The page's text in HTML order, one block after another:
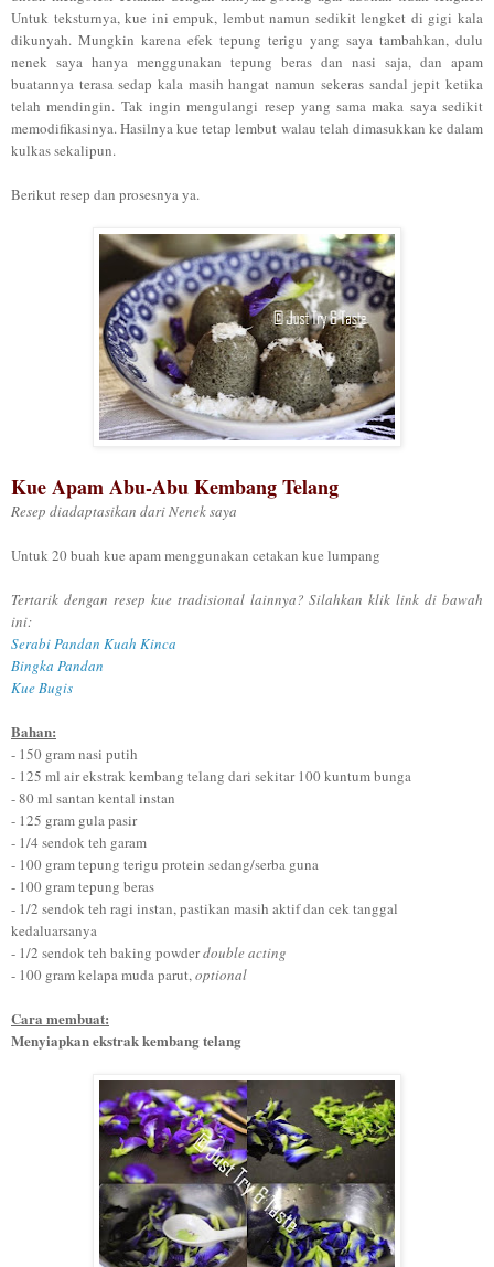
Untuk teksturnya, kue ini empuk, lembut namun sedikit lengket di gigi kala
dikunyah. Mungkin karena efek tepung terigu yang saya tambahkan, dulu
nenek saya hanya menggunakan tepung beras dan nasi saja, dan apam
buatannya terasa sedap kala masih hangat namun sekeras sandal jepit ketika
telah mendingin. Tak ingin mengulangi resep yang sama maka saya sedikit
memodifikasinya. Hasilnya kue tetap lembut walau telah dimasukkan ke dalam
kulkas sekalipun.
Berikut resep dan prosesnya ya.
Kue Apam Abu-Abu Kembang Telang
Resep diadaptasikan dari Nenek saya
Untuk 20 buah kue apam menggunakan cetakan kue lumpang
Tertarik dengan resep kue tradisional lainnya? Silahkan klik link di bawah
ini:
Serabi Pandan Kuah Kinca
Bingka Pandan
Kue Bugis
Bahan:
- 150 gramnasi putih
- 125 ml air ekstrak kembang telang dari sekitar 100 kuntum bunga
- 80 ml santan kental instan
- 125 gram gula pasir
- 1/4 sendok teh garam
- 100 gram tepung terigu protein sedang/serba guna
- 100 gram tepung beras
- 1/2 sendok teh ragi instan, pastikan masih aktif dan cek tanggal
kedaluarsanya
- 1/2 sendok teh baking powderdouble acting
- 100 gram kelapa muda parut, optional
Cara membuat:
Menyiapkan ekstrak kembang telang